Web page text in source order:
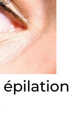
épilation